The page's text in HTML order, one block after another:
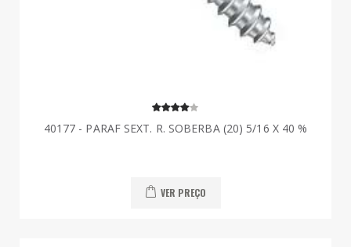
40177 - PARAF SEXT. R. SOBERBA (20) 5/16 X 40 %
VER PREÇO